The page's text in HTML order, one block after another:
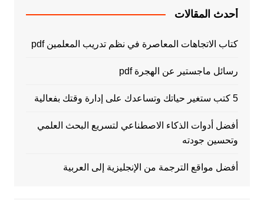
أحدث المقالات
كتاب الاتجاهات المعاصرة في نظم تدريب المعلمين pdf
رسائل ماجستير عن الهجرة pdf
5 كتب ستغير حياتك وتساعدك على إدارة وقتك بفعالية
أفضل أدوات الذكاء الاصطناعي لتسريع البحث العلمي
وتحسين جودته
أفضل مواقع الترجمة من الإنجليزية إلى العربية